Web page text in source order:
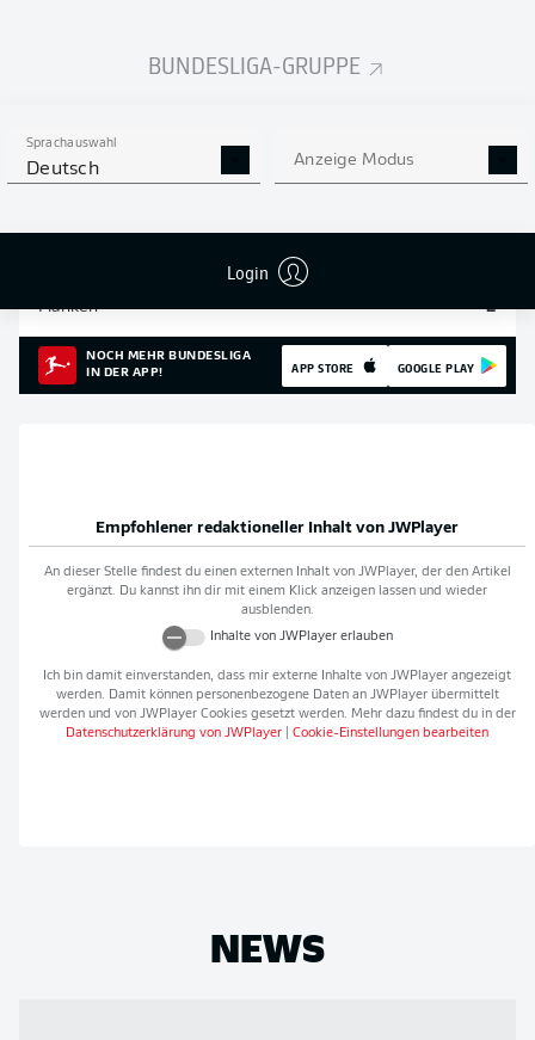
BUNDESLIGA-GRUPPE
Sprachauswahl
Deutsch Anzeige Modus
Login
Intensive Läufe
Flanken 2
NOCH MEHR BUNDESLIGA
IN DER APP!
APP STORE GOOGLE PLAY
Empfohlener redaktioneller Inhalt von JWPlayer
An dieser Stelle findest du einen externen Inhalt von JWPlayer, der den Artikel
ergänzt. Du kannst ihn dir mit einem Klick anzeigen lassen und wieder
ausblenden.
Inhalte von JWPlayererlauben
Ich bin damit einverstanden, dass mir externe Inhalte von JWPlayer angezeigt
werden. Damit können personenbezogene Daten an JWPlayerübermittelt
werden und von JWPlayerCookies gesetzt werden. Mehr dazu findest du in der
Datenschutzerklärung von JWPlayer Cookie-Einstellungen bearbeiten
NEWS